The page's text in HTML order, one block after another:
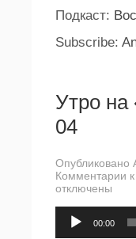
Подкаст:
Subscribe:
Утро на
04
Опубликовано
Комментарии
отключены
00:00